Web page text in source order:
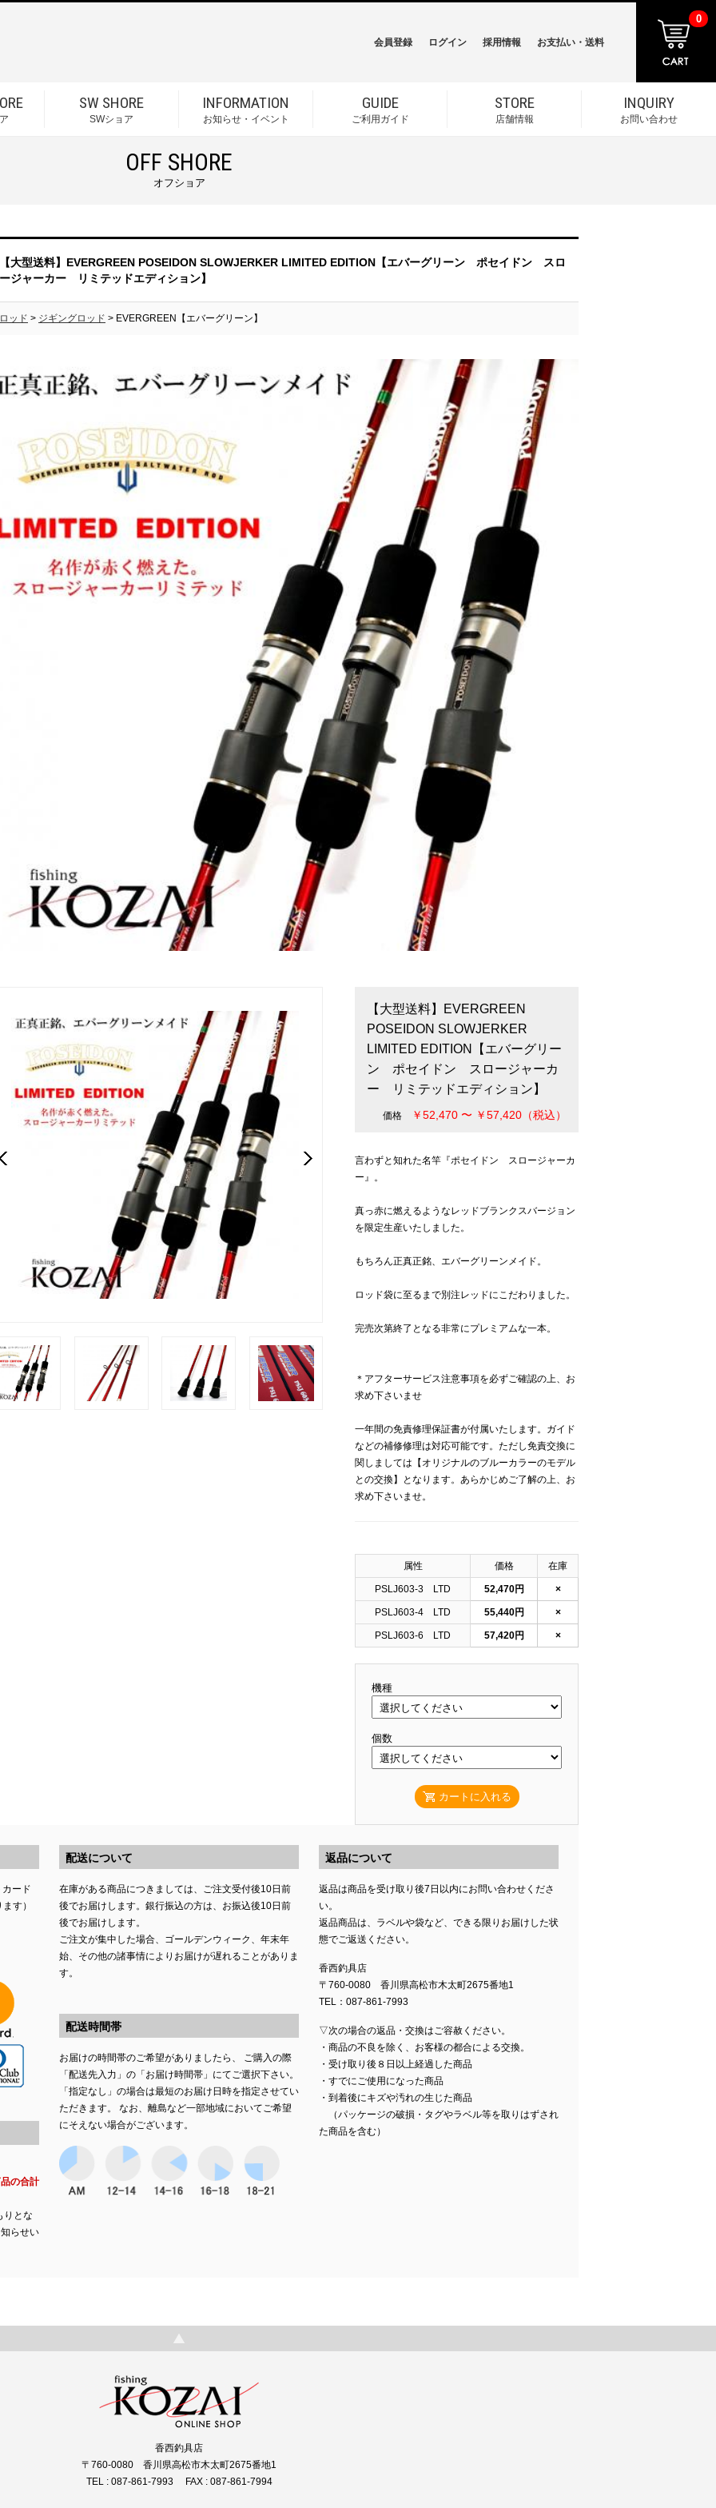
SW SHORE
SWショア
INFORMATION
お知らせ・イベント
GUIDE
ご利用ガイド
STORE
店舗情報
INQUIRY
お問い合わせ
会員登録 ログイン 採用情報 お支払い・送料
0
OFF SHORE
オフショア
【大型送料】EVERGREEN POSEIDON SLOWJERKER LIMITED EDITION【エバーグリーン ポセイドン スロ
ージャーカー リミテッドエディション】
ロッド > ジギングロッド > EVERGREEN【エバーグリーン】
【大型送料】EVERGREEN
POSEIDON SLOWJERKER
LIMITED EDITION【エバーグリー
ン ポセイドン スロージャーカ
ー リミテッドエディション】
価格 ￥52,470 〜 ￥57,420（税込）
言わずと知れた名竿『ポセイドン スロージャーカ
ー』。
真っ赤に燃えるようなレッドブランクスバージョン
を限定生産いたしました。
もちろん正真正銘、エバーグリーンメイド。
ロッド袋に至るまで別注レッドにこだわりました。
完売次第終了となる非常にプレミアムな一本。
＊アフターサービス注意事項を必ずご確認の上、お
求め下さいませ
一年間の免責修理保証書が付属いたします。ガイド
などの補修修理は対応可能です。ただし免責交換に
関しましては【オリジナルのブルーカラーのモデル
との交換】となります。あらかじめご了解の上、お
求め下さいませ。
属性 価格 在庫
PSLJ603-3 LTD 52,470円 ×
PSLJ603-4 LTD 55,440円 ×
PSLJ603-6 LTD 57,420円 ×
機種
個数
カートに入れる
ード
す）
の合計
りとな
らせい
配送について
在庫がある商品につきましては、ご注文受付後10日前
後でお届けします。銀行振込の方は、お振込後10日前
後でお届けします。
ご注文が集中した場合、ゴールデンウィーク、年末年
始、その他の諸事情によりお届けが遅れることがありま
す。
配送時間帯
お届けの時間帯のご希望がありましたら、 ご購入の際
「配送先入力」の「お届け時間帯」にてご選択下さい。
「指定なし」の場合は最短のお届け日時を指定させてい
ただきます。 なお、離島など一部地域においてご希望
にそえない場合がございます。
返品について
返品は商品を受け取り後7日以内にお問い合わせくださ
い。
返品商品は、ラベルや袋など、できる限りお届けした状
態でご返送ください。
香西釣具店
〒760-0080 香川県高松市木太町2675番地1
TEL：087-861-7993
▽次の場合の返品・交換はご容赦ください。
・商品の不良を除く、お客様の都合による交換。
・受け取り後８日以上経過した商品
・すでにご使用になった商品
・到着後にキズや汚れの生じた商品
（パッケージの破損・タグやラベル等を取りはずされ
た商品を含む）
香西釣具店
〒760-0080 香川県高松市木太町2675番地1
TEL : 087-861-7993 FAX : 087-861-7994